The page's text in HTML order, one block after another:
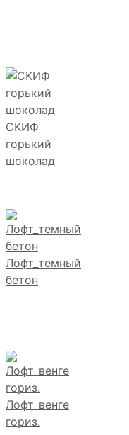
СКИФ
горький
шоколад
Лофт_темный
бетон
Лофт_венге
гориз.